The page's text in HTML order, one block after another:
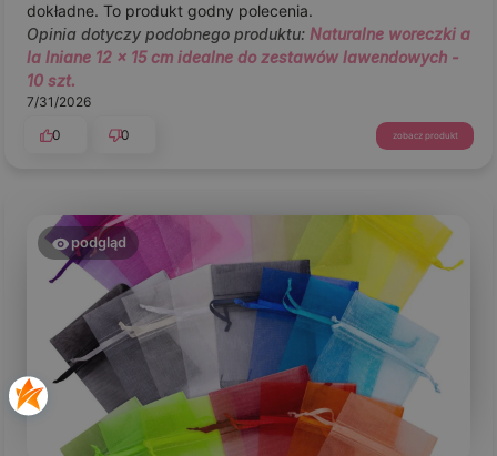
dokładne. To produkt godny polecenia.
Opinia dotyczy podobnego produktu: Naturalne woreczki a
la lniane 12 x 15 cm idealne do zestawów lawendowych -
10 szt.
7/31/2026
0
0 zobacz produkt
podgląd